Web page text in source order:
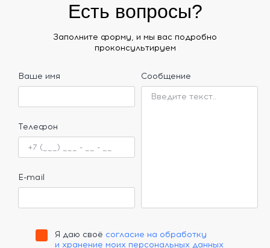
Есть вопросы?
Заполните форму, и мы вас подробно
проконсультируем
Ваше имя
Телефон
E-mail
Сообщение
Я даю своё согласие на обработку
и хранение моих персональных данных